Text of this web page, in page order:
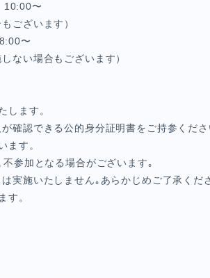
10:00〜
ございます）
〜
ない場合もございます）
します。
確認できる公的身分証明書をご持参くださ
ます。
参加となる場合がございます｡
実施いたしません｡あらかじめご了承くだ
す。